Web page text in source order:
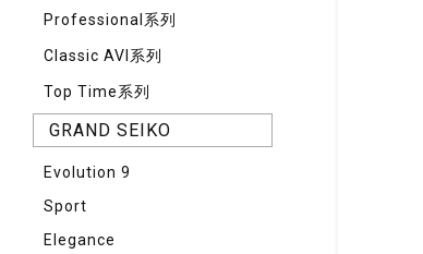
Professional系列
Classic AVI系列
Top Time系列
GRAND SEIKO
Evolution 9
Sport
Elegance